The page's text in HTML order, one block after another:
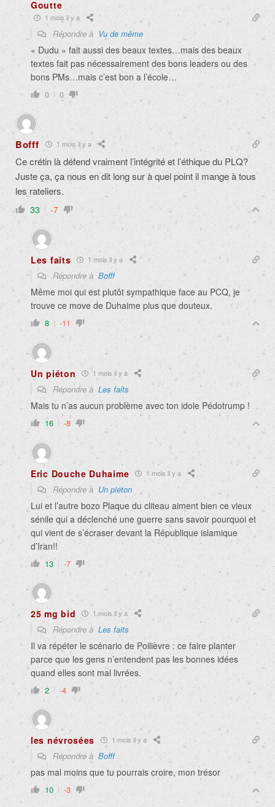
Goutte
1 mois il y a
Répondre à Vu de même
« Dudu » fait aussi des beaux textes…mais des beaux
textes fait pas nécessairement des bons leaders ou des
bons PMs…mais c’est bon a l’école…
0 0
Bofff 1 mois il y a
Ce crétin là défend vraiment l’intégrité et l’éthique du PLQ?
Juste ça, ça nous en dit long sur à quel point il mange à tous
les rateliers.
33 -7
Les faits 1 mois il y a
Répondre à Bofff
Même moi qui est plutôt sympathique face au PCQ, je
trouve ce move de Duhaime plus que douteux.
8 -11
Un piéton 1 mois il y a
Répondre à Les faits
Mais tu n’as aucun problème avec ton idole Pédotrump !
16 -8
Eric Douche Duhaime 1 mois il y a
Répondre à Un piéton
Lui et l’autre bozo Plaque du cliteau aiment bien ce vieux
sénile qui a déclenché une guerre sans savoir pourquoi et
qui vient de s’écraser devant la République islamique
d’Iran!!
13 -7
25 mg bid 1 mois il y a
Répondre à Les faits
Il va répéter le scénario de Poilièvre : ce faire planter
parce que les gens n’entendent pas les bonnes idées
quand elles sont mal livrées.
2 -4
les névrosées 1 mois il y a
Répondre à Bofff
pas mal moins que tu pourrais croire, mon trésor
10 -3